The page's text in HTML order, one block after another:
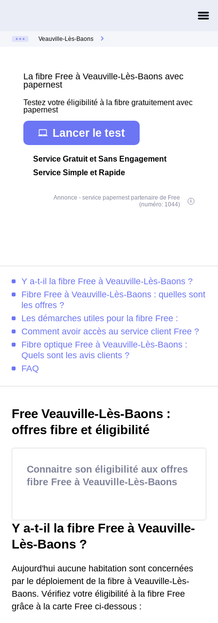
Veauville-Lès-Baons
La fibre Free à Veauville-Lès-Baons avec
papernest
Testez votre éligibilité à la fibre gratuitement avec
papernest
Lancer le test
Service Gratuit et Sans Engagement
Service Simple et Rapide
Annonce - service papernest partenaire de Free
(numéro: 1044)
Y a-t-il la fibre Free à Veauville-Lès-Baons ?
Fibre Free à Veauville-Lès-Baons : quelles sont
les offres ?
Les démarches utiles pour la fibre Free :
Comment avoir accès au service client Free ?
Fibre optique Free à Veauville-Lès-Baons :
Quels sont les avis clients ?
FAQ
Free Veauville-Lès-Baons :
offres fibre et éligibilité
Connaitre son éligibilité aux offres
fibre Free à Veauville-Lès-Baons
Y a-t-il la fibre Free à Veauville-
Lès-Baons ?
Aujourd'hui aucune habitation sont concernées
par le déploiement de la fibre à Veauville-Lès-
Baons. Vérifiez votre éligibilité à la fibre Free
grâce à la carte Free ci-dessous :